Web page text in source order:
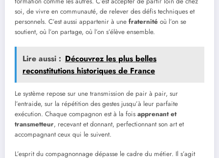
soi, de vivre en communauté, de relever des défis techniques et
personnels. C’est aussi appartenir à une fraternité où l’on se
soutient, où l’on partage, où l’on s’élève ensemble.
Lire aussi : Découvrez les plus belles
reconstitutions historiques de France
Le système repose sur une transmission de pair à pair, sur
l’entraide, sur la répétition des gestes jusqu’à leur parfaite
exécution. Chaque compagnon est à la fois apprenant et
transmetteur, recevant et donnant, perfectionnant son art et
accompagnant ceux qui le suivent.
L’esprit du compagnonnage dépasse le cadre du métier. Il s’agit